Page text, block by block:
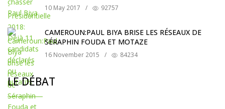
10 May 2017 / 92757
CAMEROUN:PAUL BIYA BRISE LES RÉSEAUX DE
SÉRAPHIN FOUDA ET MOTAZE
16 November 2015 / 84234
LE DÉBAT